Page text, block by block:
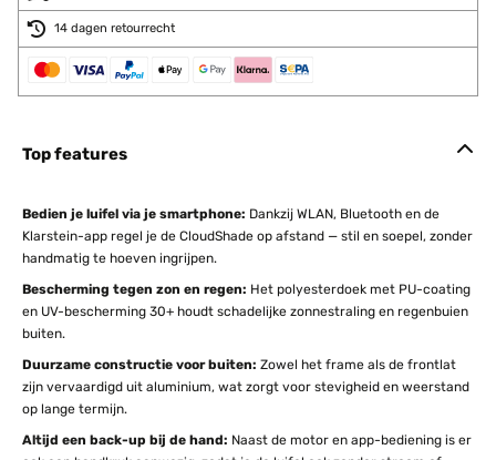
14 dagen retourrecht
Top features
Bedien je luifel via je smartphone: Dankzij WLAN, Bluetooth en de
Klarstein-app regel je de CloudShade op afstand — stil en soepel, zonder
handmatig te hoeven ingrijpen.
Bescherming tegen zon en regen: Het polyesterdoek met PU-coating
en UV-bescherming 30+ houdt schadelijke zonnestraling en regenbuien
buiten.
Duurzame constructie voor buiten: Zowel het frame als de frontlat
zijn vervaardigd uit aluminium, wat zorgt voor stevigheid en weerstand
op lange termijn.
Altijd een back-up bij de hand: Naast de motor en app-bediening is er